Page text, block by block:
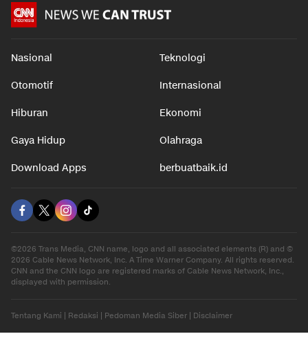
Nasional Teknologi
Otomotif Internasional
Hiburan Ekonomi
Gaya Hidup Olahraga
Download Apps berbuatbaik.id
©2026 Trans Media, CNN name, logo and all associated elements (R) and ©
2026 Cable News Network, Inc. A Time Warner Company. All rights reserved.
CNN and the CNN logo are registered marks of Cable News Network, Inc.,
displayed with permission.
Tentang Kami Redaksi Pedoman Media Siber Disclaimer